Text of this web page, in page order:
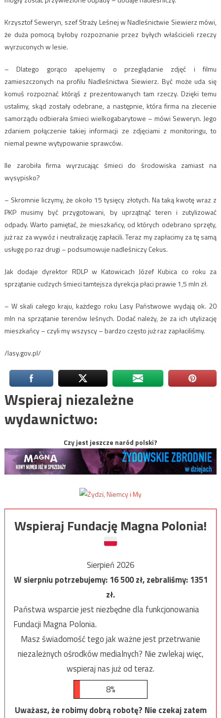
Krzysztof Seweryn, szef Straży Leśnej w Nadleśnictwie Siewierz mówi,
że duża pomocą byłoby rozpoznanie przez byłych właścicieli rzeczy
wyrzuconych w lesie.
– Dlatego gorąco apelujemy o przeglądanie zdjęć i filmu
zamieszczonych na profilu Nadleśnictwa Siewierz. Być może uda się
komuś rozpoznać którąś z prezentowanych tam rzeczy. Dzięki temu
ustalimy, skąd zostały odebrane, a następnie, która firma na zlecenie
samorządu odbierała śmieci wielkogabarytowe – mówi Seweryn. Jego
zdaniem połączenie takiej informacji ze zdjęciami z monitoringu, to
niemal pewne wytypowanie sprawców.
Ile zarobiła firma wyrzucając śmieci do środowiska zamiast na
wysypisko?
– Skromnie liczymy, że około 15 tysięcy złotych. Na taką kwotę wraz z
PKP musimy być przygotowani, by uprzątnąć teren i zutylizować
odpady. Warto pamiętać, że mieszkańcy, od których odebrano sprzęty,
już raz za wywóz i neutralizację zapłacili. Teraz my zapłacimy za tę samą
usługę po raz drugi – podsumowuje nadleśniczy Cekus.
Jak dodaje dyrektor RDLP w Katowicach Józef Kubica co roku za
sprzątanie cudzych śmieci tamtejsza dyrekcja płaci prawie 1,5 mln zł.
– W skali całego kraju, każdego roku Lasy Państwowe wydają ok. 20
mln na sprzątanie terenów leśnych. Dodać należy, że za ich utylizację
mieszkańcy – czyli my wszyscy – bardzo często już raz zapłaciliśmy.
/lasy.gov.pl/
Wspieraj niezależne
wydawnictwo:
Czy jest jeszcze naród polski?
Wspieraj Fundację Magna Polonia!
Sierpień 2026
W sierpniu potrzebujemy:16 500zł, zebraliśmy:1351
zł.
Państwa wsparcie jest niezbędne dla funkcjonowania
Fundacji Magna Polonia.
Masz świadomość tego jak ważne jest przetrwanie
niezależnych ośrodków medialnych? Nie zwlekaj więc,
wspieraj nas już od teraz.
8%
Uważasz, że robimy dobrą robotę? Nie czekaj zatem